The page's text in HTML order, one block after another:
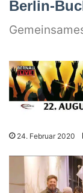
Berlin-
24. Februar 2020